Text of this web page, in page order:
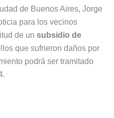
de Buenos Aires, Jorge
para los vecinos
de un subsidio de
que sufrieron daños por
podrá ser tramitado